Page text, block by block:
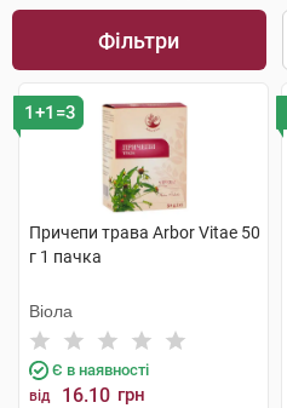
Фільтри
1+1=3
Причепи трава Arbor Vitae 50
г 1 пачка
Віола
Є в наявності
від 16.10 грн